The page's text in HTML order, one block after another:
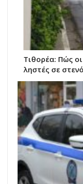
Τιθορέα: Πώς
ληστές σε